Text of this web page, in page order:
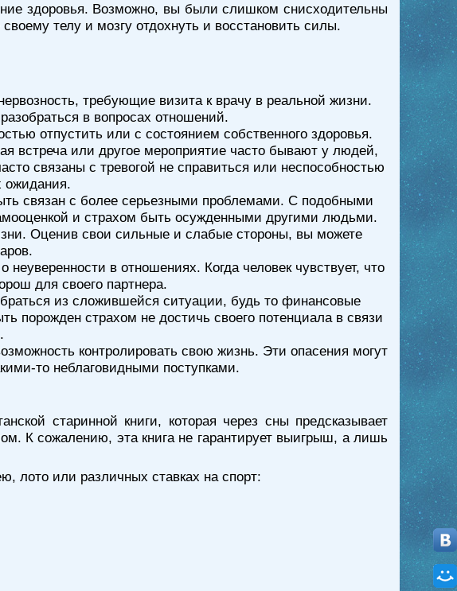
здоровья. Возможно, вы были слишком снисходительны
телу и мозгу отдохнуть и восстановить силы.
требующие визита к врачу в реальной жизни.
в вопросах отношений.
отпустить или с состоянием собственного здоровья.
встреча или другое мероприятие часто бывают у людей,
связаны с тревогой не справиться или неспособностью
ожидания.
связан с более серьезными проблемами. С подобными
и страхом быть осужденными другими людьми.
Оценив свои сильные и слабые стороны, вы можете
в отношениях. Когда человек чувствует, что
для своего партнера.
из сложившейся ситуации, будь то финансовые
порожден страхом не достичь своего потенциала в связи
контролировать свою жизнь. Эти опасения могут
то неблаговидными поступками.
старинной книги, которая через сны предсказывает
К сожалению, эта книга не гарантирует выигрыш, а лишь
лото или различных ставках на спорт: